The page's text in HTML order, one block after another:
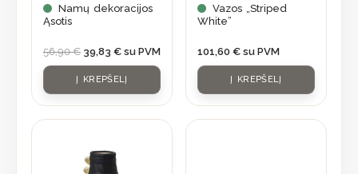
Namų dekoracijos
Ąsotis
56,90€ 39,83 € su PVM
Į KREPŠELĮ
Vazos „Striped
White”
101,60 € su PVM
Į KREPŠELĮ